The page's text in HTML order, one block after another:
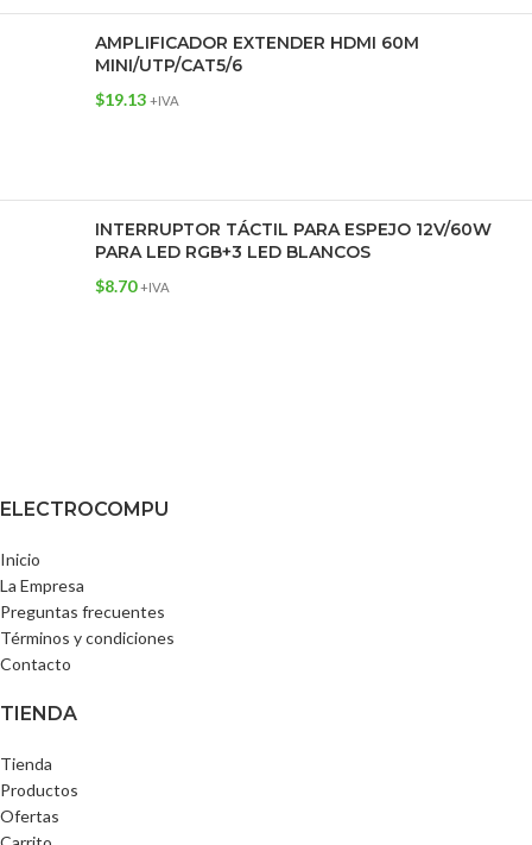
AMPLIFICADOR EXTENDER HDMI 60M
MINI/UTP/CAT5/6
$19.13 +IVA
INTERRUPTOR TÁCTIL PARA ESPEJO 12V/60W
PARA LED RGB+3 LED BLANCOS
$8.70 +IVA
ELECTROCOMPU
Inicio
La Empresa
Preguntas frecuentes
Términos y condiciones
Contacto
TIENDA
Tienda
Productos
Ofertas